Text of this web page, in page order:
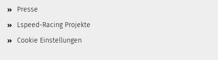
Presse
Lspeed-Racing Projekte
Cookie Einstellungen